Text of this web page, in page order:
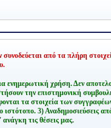
συνοδεύεται από τα πλήρη
ενημερωτική χρήση. Δεν
την επιστημονική
τα στοιχεία των
ιστότοπο. 3) Αναδημοσιεύσεις
τις θέσεις μας.